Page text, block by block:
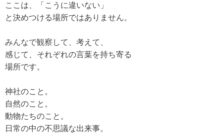
ここは、「こうに違いない」
と決めつける場所ではありません。
みんなで観察して、考えて、
感じて、それぞれの言葉を持ち寄る
場所です。
神社のこと。
自然のこと。
動物たちのこと。
日常の中の不思議な出来事。